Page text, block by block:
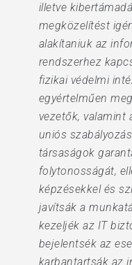
illetve
megközelítést
alakítaniuk az
rendszerhez
fizikai védelmi
egyértelműen
vezetők, valamint
uniós
társaságok
folytonosságát,
képzésekkel és
javítsák a
kezeljék az IT
bejelentsék az
karbantartsák az